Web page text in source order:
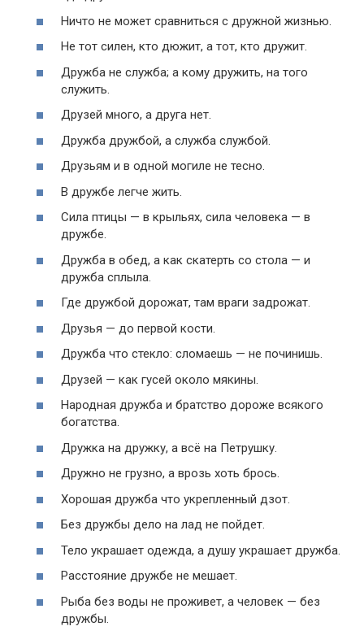
Ничто не может сравниться с дружной жизнью.
Не тот силен, кто дюжит, а тот, кто дружит.
Дружба не служба; а кому дружить, на того
служить.
Друзей много, а друга нет.
Дружба дружбой, а служба службой.
Друзьям и в одной могиле не тесно.
В дружбе легче жить.
Сила птицы — в крыльях, сила человека — в
дружбе.
Дружба в обед, а как скатерть со стола — и
дружба сплыла.
Где дружбой дорожат, там враги задрожат.
Друзья — до первой кости.
Дружба что стекло: сломаешь — не починишь.
Друзей — как гусей около мякины.
Народная дружба и братство дороже всякого
богатства.
Дружка на дружку, а всё на Петрушку.
Дружно не грузно, a врозь хоть брось.
Хорошая дружба что укрепленный дзот.
Без дружбы дело на лад не пойдет.
Тело украшает одежда, а душу украшает дружба.
Расстояние дружбе не мешает.
Рыба без воды не проживет, а человек — без
дружбы.